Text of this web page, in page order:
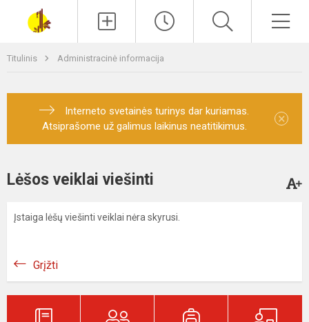
Titulinis Administracinė informacija
Interneto svetainės turinys dar kuriamas.
Atsiprašome už galimus laikinus neatitikimus.
×
Lėšos veiklai viešinti
Įstaiga lėšų viešinti veiklai nėra skyrusi.
Grįžti